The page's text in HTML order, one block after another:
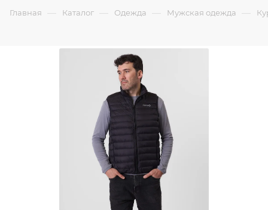
Главная — Каталог — Одежда — Мужская одежда —